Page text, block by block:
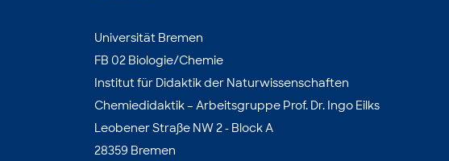
Universität Bremen
FB 02 Biologie/Chemie
Institut für Didaktik der Naturwissenschaften
Chemiedidaktik – Arbeitsgruppe Prof. Dr. Ingo Eilks
Leobener Straße NW 2 - Block A
28359 Bremen